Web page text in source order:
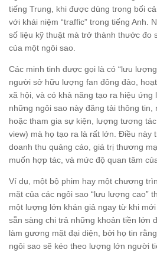
tiếng Trung, khi được dùng trong bối
với khái niệm “traffic” trong tiếng Anh.
số liệu kỹ thuật mà trở thành thước đo
của một ngôi sao.
Các minh tinh được gọi là có “lưu
người sở hữu lượng fan đông đảo,
xã hội, và có khả năng tạo ra hiệu ứng
những ngôi sao này đăng tải thông tin,
hoặc tham gia sự kiện, lượng tương
view) mà họ tạo ra là rất lớn. Điều này
doanh thu quảng cáo, giá trị thương
muốn hợp tác, và mức độ quan tâm
Ví dụ, một bộ phim hay một chương
mặt của các ngôi sao “lưu lượng cao”
một lượng lớn khán giả ngay từ khi
sẵn sàng chi trả những khoản tiền lớn
làm gương mặt đại diện, bởi họ tin
ngôi sao sẽ kéo theo lượng lớn người